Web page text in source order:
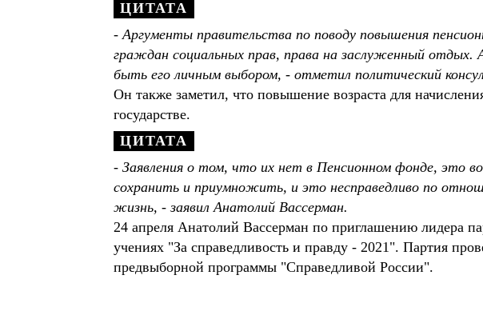
- Аргументы правительства по поводу повышения
граждан социальных прав, права на заслуженный
быть его личным выбором, - отметил политический
Он также заметил, что повышение возраста для
государстве.
- Заявления о том, что их нет в Пенсионном фонде, это
сохранить и приумножить, и это несправедливо по
жизнь, - заявил Анатолий Вассерман.
24 апреля Анатолий Вассерман по приглашению лидера
учениях "За справедливость и правду - 2021". Партия
предвыборной программы "Справедливой России".